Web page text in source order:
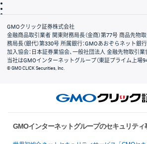
会社案内
GMOクリック証券株式会社
金融商品取引業者 関東財務局長（金商）第77号 商品先物
務局長（銀代）第330号 所属銀行：GMOあおぞらネット銀
加入協会：日本証券業協会、一般社団法人 金融先物取引
当社はGMOインターネットグループ（東証プライム上場
© GMO CLICK Securities, Inc.
GMOインターネットグループのセキュリティ